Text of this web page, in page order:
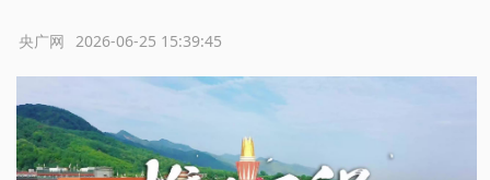
2026-06-25 15:39:45
央广网